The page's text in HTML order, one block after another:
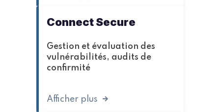
Connect Secure
Gestion et évaluation des
vulnérabilités, audits de
confirmité
Afficher plus